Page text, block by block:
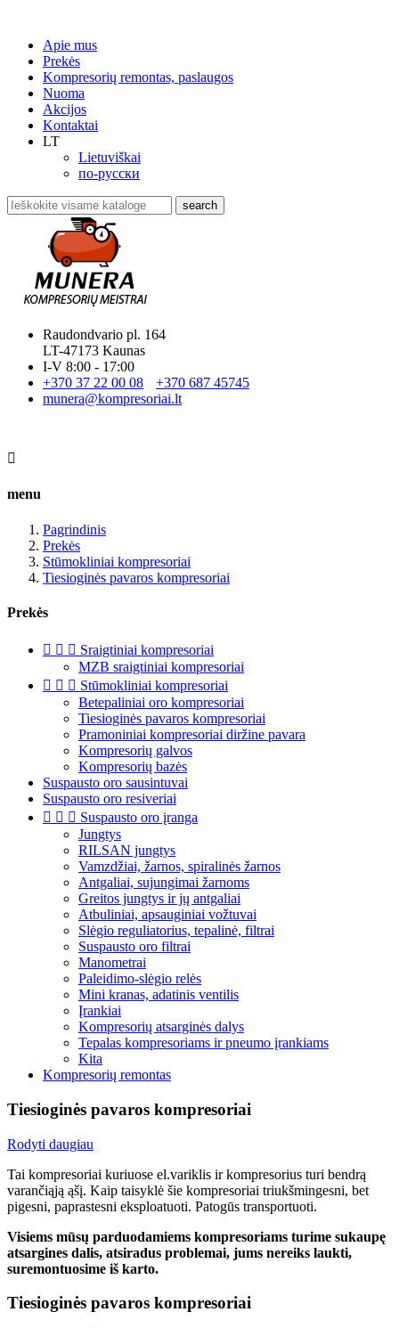
Apie mus
Prekės
Kompresorių remontas, paslaugos
Nuoma
Akcijos
Kontaktai
LT
Lietuviškai
по-русски
search
Raudondvario pl. 164
LT-47173 Kaunas
I-V 8:00 - 17:00
+370 37 22 00 08
+370 687 45745
munera@kompresoriai.lt

menu
Pagrindinis
Prekės
Stūmokliniai kompresoriai
Tiesioginės pavaros kompresoriai
Prekės
   Sraigtiniai kompresoriai
MZB sraigtiniai kompresoriai
   Stūmokliniai kompresoriai
Betepaliniai oro kompresoriai
Tiesioginės pavaros kompresoriai
Pramoniniai kompresoriai diržine pavara
Kompresorių galvos
Kompresorių bazės
Suspausto oro sausintuvai
Suspausto oro resiveriai
   Suspausto oro įranga
Jungtys
RILSAN jungtys
Vamzdžiai, žarnos, spiralinės žarnos
Antgaliai, sujungimai žarnoms
Greitos jungtys ir jų antgaliai
Atbuliniai, apsauginiai vožtuvai
Slėgio reguliatorius, tepalinė, filtrai
Suspausto oro filtrai
Manometrai
Paleidimo-slėgio relės
Mini kranas, adatinis ventilis
Įrankiai
Kompresorių atsarginės dalys
Tepalas kompresoriams ir pneumo įrankiams
Kita
Kompresorių remontas
Tiesioginės pavaros kompresoriai
Rodyti daugiau
Tai kompresoriai kuriuose el.variklis ir kompresorius turi bendrą
varančiąją ąšį. Kaip taisyklė šie kompresoriai triukšmingesni, bet
pigesni, paprastesni eksploatuoti. Patogūs transportuoti.
Visiems mūsų parduodamiems kompresoriams turime sukaupę
atsargines dalis, atsiradus problemai, jums nereiks laukti,
suremontuosime iš karto.
Tiesioginės pavaros kompresoriai